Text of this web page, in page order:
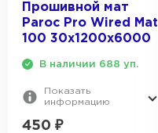
Прошивной мат
Paroc Pro Wired Mat
100 30х1200х6000
В наличии 688 уп.
Показать
информацию
450 ₽